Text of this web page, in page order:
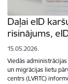
Daļai eID
risinājums,
15.05.2026.
Viedās
un migrācijas lietu
centrs (LVRTC)